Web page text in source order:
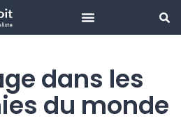
dans les
du monde